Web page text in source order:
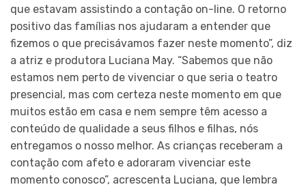
que estavam assistindo a contação on-line. O retorno
positivo das famílias nos ajudaram a entender que
fizemos o que precisávamos fazer neste momento”, diz
a atriz e produtora Luciana May. “Sabemos que não
estamos nem perto de vivenciar o que seria o teatro
presencial, mas com certeza neste momento em que
muitos estão em casa e nem sempre têm acesso a
conteúdo de qualidade a seus filhos e filhas, nós
entregamos o nosso melhor. As crianças receberam a
contação com afeto e adoraram vivenciar este
momento conosco”, acrescenta Luciana, que lembra